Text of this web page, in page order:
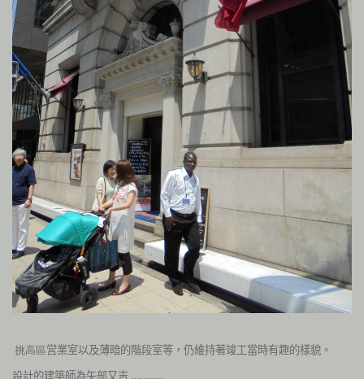
挑高區営業室以及薄暗的階段室等，仍維持著竣工當時有趣的樣貌。
設計的建築師為矢部又吉 ………..